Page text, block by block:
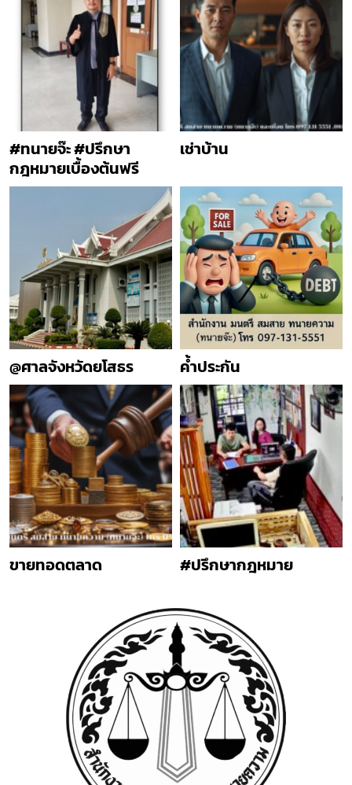
#ทนายจ๊ะ #ปรึกษา
กฎหมายเบื้องต้นฟรี
เช่าบ้าน
@ศาลจังหวัดยโสธร ค้ำประกัน
ขายทอดตลาด #ปรึกษากฎหมาย